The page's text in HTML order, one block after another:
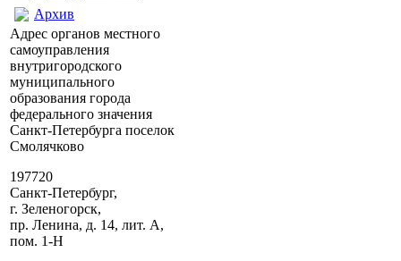
Архив
Адрес органов местного
самоуправления
внутригородского
муниципального
образования города
федерального значения
Санкт-Петербурга поселок
Смолячково
197720
Санкт-Петербург,
г. Зеленогорск,
пр. Ленина, д. 14, лит. А,
пом. 1-Н